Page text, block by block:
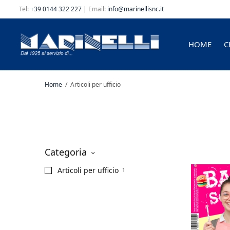
Tel:+39 0144 322 227 | Email: info@marinellisnc.it
HOME
Home / Articoli per ufficio
Categoria
Articoli per ufficio 1